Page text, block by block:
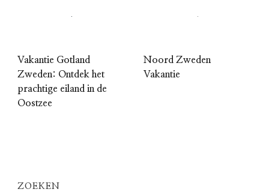
Vakantie Gotland
Zweden: Ontdek het
prachtige eiland in de
Oostzee
Noord Zweden
Vakantie
ZOEKEN